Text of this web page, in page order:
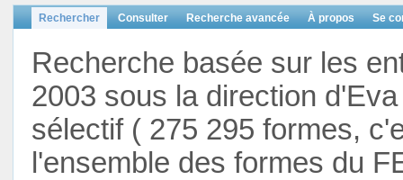
Rechercher Consulter Recherche avancée À propos Se
Recherche basée sur les
2003 sous la direction
sélectif ( 275 295 formes,
l'ensemble des formes du